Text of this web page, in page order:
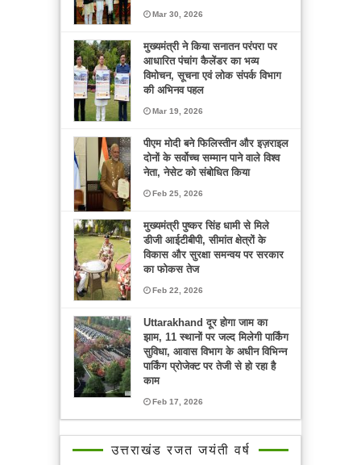
Mar 30, 2026
मुख्यमंत्री ने किया सनातन परंपरा पर
आधारित पंचांग कैलेंडर का भव्य
विमोचन, सूचना एवं लोक संपर्क विभाग
की अभिनव पहल
Mar 19, 2026
पीएम मोदी बने फिलिस्तीन और इज़राइल
दोनों के सर्वोच्च सम्मान पाने वाले विश्व
नेता, नेसेट को संबोधित किया
Feb 25, 2026
मुख्यमंत्री पुष्कर सिंह धामी से मिले
डीजी आईटीबीपी, सीमांत क्षेत्रों के
विकास और सुरक्षा समन्वय पर सरकार
का फोकस तेज
Feb 22, 2026
Uttarakhand दूर होगा जाम का
झाम, 11 स्थानों पर जल्द मिलेगी पार्किंग
सुविधा, आवास विभाग के अधीन विभिन्न
पार्किंग प्रोजेक्ट पर तेजी से हो रहा है
काम
Feb 17, 2026
उत्तराखंड रजत जयंती वर्ष